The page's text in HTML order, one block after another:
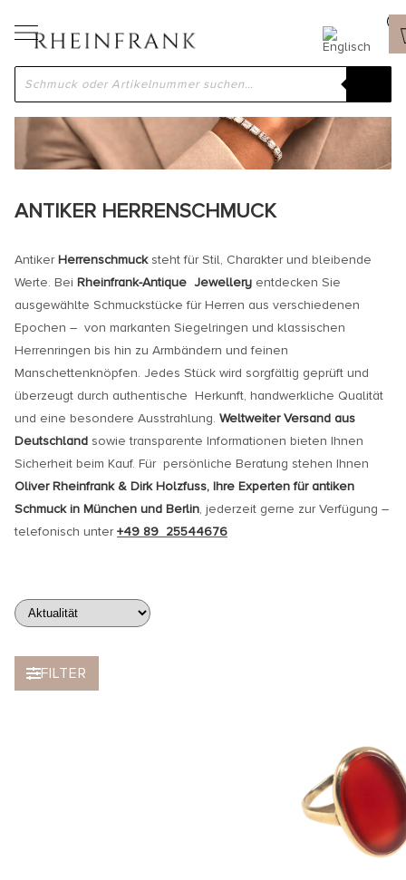
ANTIKER HERRENSCHMUCK
AntikerHerrenschmuck steht für Stil, Charakter und bleibende
Werte. Bei Rheinfrank-Antique Jewellery entdecken Sie
ausgewählte Schmuckstücke für Herren aus verschiedenen
Epochen – von markanten Siegelringen und klassischen
Herrenringen bis hin zu Armbändern und feinen
Manschettenknöpfen. Jedes Stück wird sorgfältig geprüft und
überzeugt durch authentische Herkunft, handwerkliche Qualität
und eine besondere Ausstrahlung. Weltweiter Versand aus
Deutschland sowie transparente Informationen bieten Ihnen
Sicherheit beim Kauf. Für persönliche Beratung stehen Ihnen
Oliver Rheinfrank & Dirk Holzfuss, Ihre Experten für antiken
Schmuck in München und Berlin, jederzeit gerne zur Verfügung –
telefonisch unter+49 89 25544676
FILTER